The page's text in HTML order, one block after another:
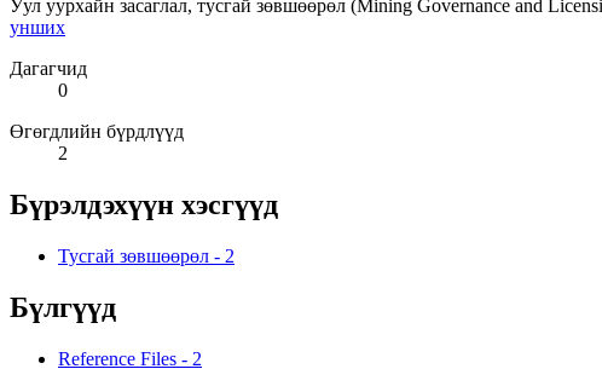
Уул уурхайн засаглал, тусгай зөвшөөрөл (Mining Governance and
унших
Дагагчид
0
Өгөгдлийн бүрдлүүд
2
Бүрэлдэхүүн хэсгүүд
Тусгай зөвшөөрөл - 2
Бүлгүүд
Reference Files - 2